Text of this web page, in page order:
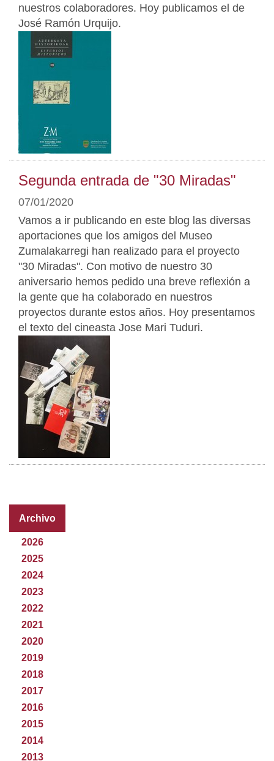
nuestros colaboradores. Hoy publicamos el de
José Ramón Urquijo.
Segunda entrada de "30 Miradas"
07/01/2020
Vamos a ir publicando en este blog las diversas
aportaciones que los amigos del Museo
Zumalakarregi han realizado para el proyecto
"30 Miradas". Con motivo de nuestro 30
aniversario hemos pedido una breve reflexión a
la gente que ha colaborado en nuestros
proyectos durante estos años. Hoy presentamos
el texto del cineasta Jose Mari Tuduri.
Archivo
2026
2025
2024
2023
2022
2021
2020
2019
2018
2017
2016
2015
2014
2013